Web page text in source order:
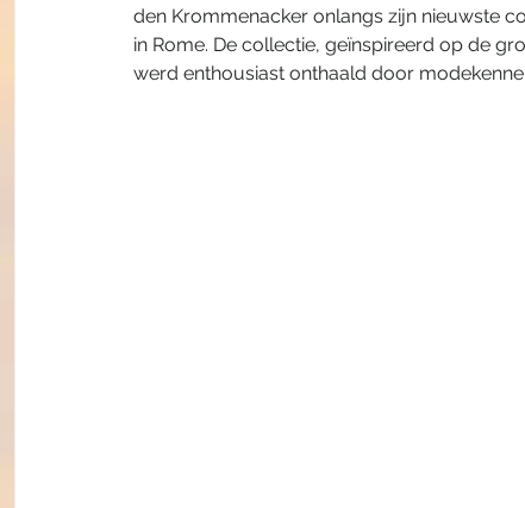
den Krommenacker onlangs zijn nieuwste
in Rome. De collectie, geïnspireerd op de
werd enthousiast onthaald door